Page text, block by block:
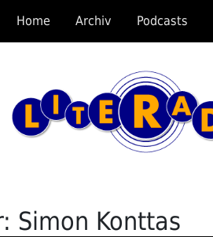
Home Archiv Podcasts
Simon Konttas